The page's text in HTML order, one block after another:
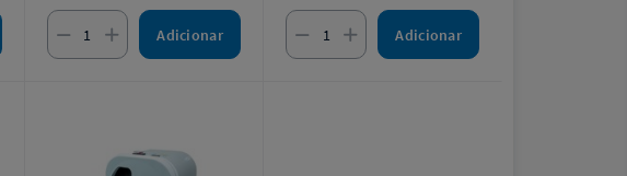
Adicionar Adicionar